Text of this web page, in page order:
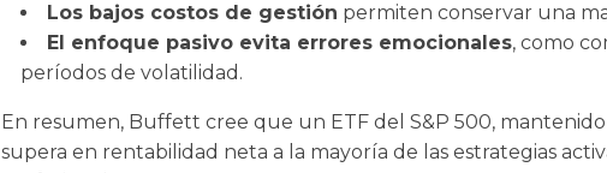
Los bajos costos de gestión permiten conservar una
El enfoque pasivo evita errores emocionales, como
períodos de volatilidad.
En resumen, Buffett cree que un ETF del S&P 500,
supera en rentabilidad neta a la mayoría de las estrategias